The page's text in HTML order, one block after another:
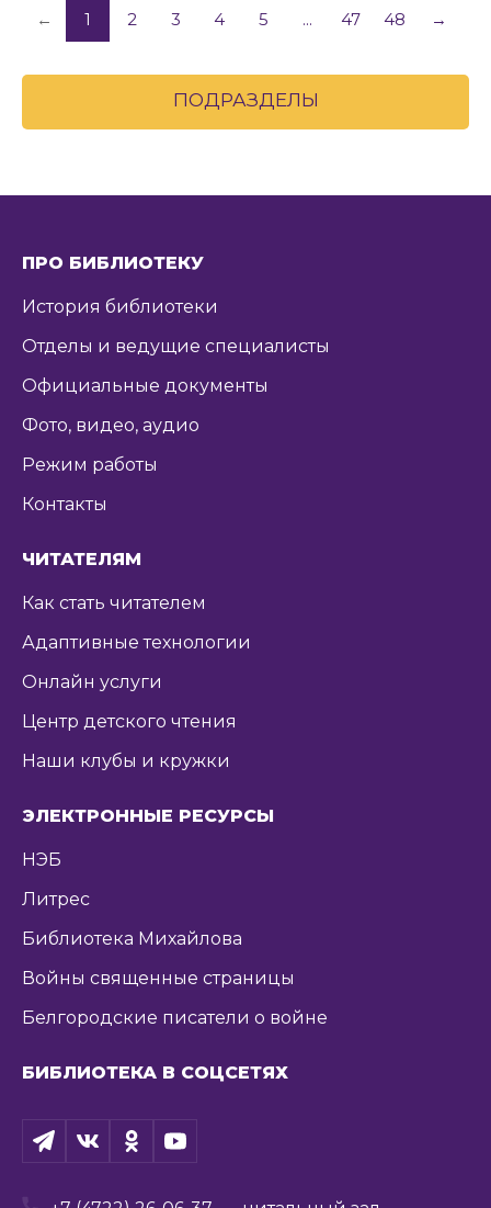
← 1 2 3 4 5 ... 47 48 →
ПОДРАЗДЕЛЫ
ПРО БИБЛИОТЕКУ
История библиотеки
Отделы и ведущие специалисты
Официальные документы
Фото, видео, аудио
Режим работы
Контакты
ЧИТАТЕЛЯМ
Как стать читателем
Адаптивные технологии
Онлайн услуги
Центр детского чтения
Наши клубы и кружки
ЭЛЕКТРОННЫЕ РЕСУРСЫ
НЭБ
Литрес
Библиотека Михайлова
Войны священные страницы
Белгородские писатели о войне
БИБЛИОТЕКА В СОЦСЕТЯХ